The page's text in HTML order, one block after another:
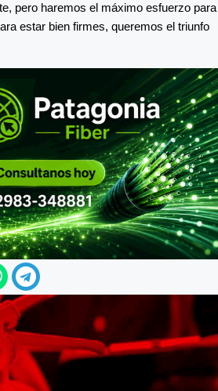
pero haremos el máximo esfuerzo para
estar bien firmes, queremos el triunfo